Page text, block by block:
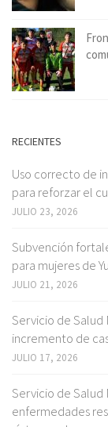
RECIENTES
Uso correcto de
para reforzar el
JULIO 23, 2026
Subvención
para mujeres de
JULIO 21, 2026
Servicio de
incremento de
JULIO 17, 2026
Servicio de
enfermedades